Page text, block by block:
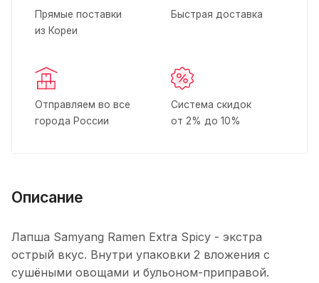
Прямые поставки
из Кореи
Быстрая доставка
Отправляем во все
города России
Система скидок
от 2% до 10%
Описание
Лапша Samyang Ramen Extra Spicy - экстра
острый вкус. Внутри упаковки 2 вложения с
сушёными овощами и бульоном-приправой.